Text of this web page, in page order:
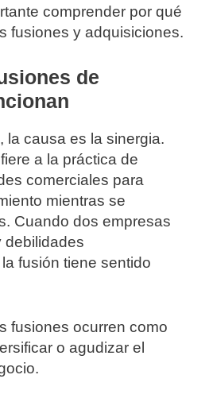
comprender por qué
fusiones y adquisiciones.
de
la causa es la sinergia.
a la práctica de
comerciales para
mientras se
Cuando dos empresas
debilidades
fusión tiene sentido
fusiones ocurren como
o agudizar el